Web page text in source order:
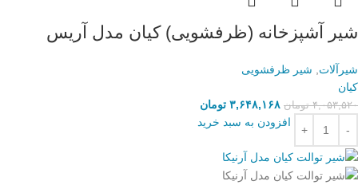
شیر آشپزخانه (ظرفشویی) کیان مدل آریس
شیرآلات, شیر ظرفشویی
کیان
۴,۰۵۳,۵۲۰ تومان ۳,۶۴۸,۱۶۸ تومان
افزودن به سبد خرید